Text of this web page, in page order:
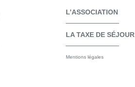
L’ASSOCIATION
LA TAXE DE SÉJOUR
Mentions légales